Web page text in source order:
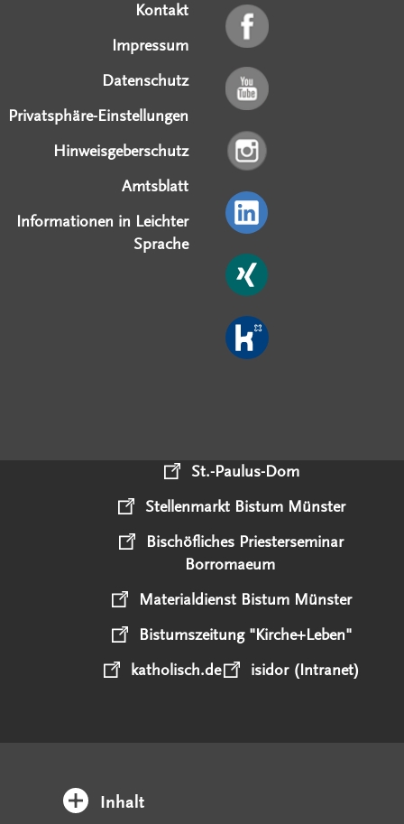
Kontakt
Impressum
Datenschutz
Privatsphäre-Einstellungen
Hinweisgeberschutz
Amtsblatt
Informationen in Leichter
Sprache
St.-Paulus-Dom
Stellenmarkt Bistum Münster
Bischöfliches Priesterseminar
Borromaeum
Materialdienst Bistum Münster
Bistumszeitung "Kirche+Leben"
katholisch.de
isidor (Intranet)
Inhalt